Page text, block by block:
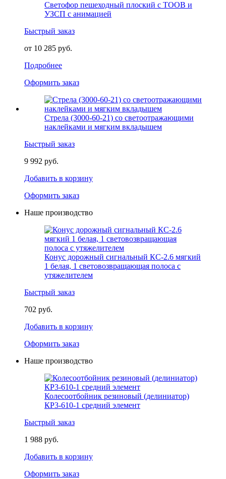
Светофор пешеходный плоский с ТООВ и
УЗСП с анимацией
Быстрый заказ
от 10 285 руб.
Подробнее
Оформить заказ
Стрела (3000-60-21) со светоотражающими
наклейками и мягким вкладышем
Быстрый заказ
9 992 руб.
Добавить в корзину
Оформить заказ
Наше производство
Конус дорожный сигнальный КС-2.6 мягкий
1 белая, 1 световозвращающая полоса с
утяжелителем
Быстрый заказ
702 руб.
Добавить в корзину
Оформить заказ
Наше производство
Колесоотбойник резиновый (делиниатор)
КР3-610-1 средний элемент
Быстрый заказ
1 988 руб.
Добавить в корзину
Оформить заказ